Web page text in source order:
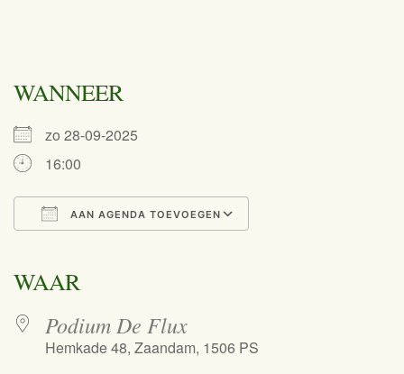
WANNEER
zo 28-09-2025
16:00
AAN AGENDA TOEVOEGEN
WAAR
Podium De Flux
Hemkade 48, Zaandam, 1506 PS